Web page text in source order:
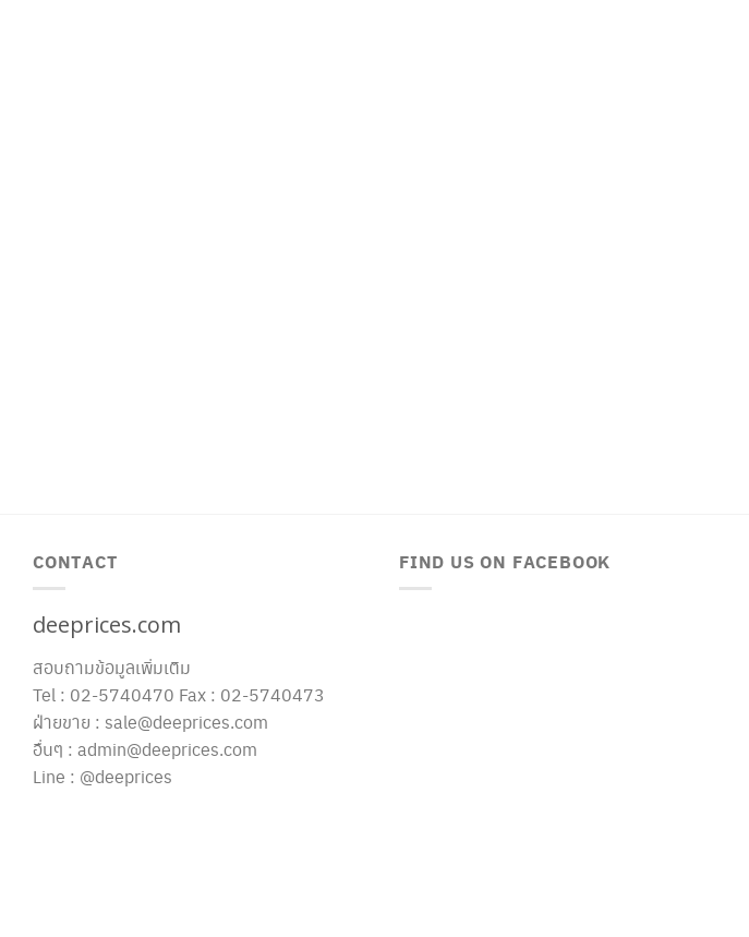
CONTACT
deeprices.com
สอบถามข้อมูลเพิ่มเติม
Tel : 02-5740470 Fax : 02-5740473
ฝ่ายขาย : sale@deeprices.com
อื่นๆ : admin@deeprices.com
Line : @deeprices
FIND US ON FACEBOOK